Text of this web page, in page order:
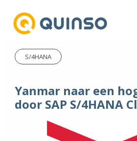
S/4HANA
Yanmar naar een
door SAP S/4HANA